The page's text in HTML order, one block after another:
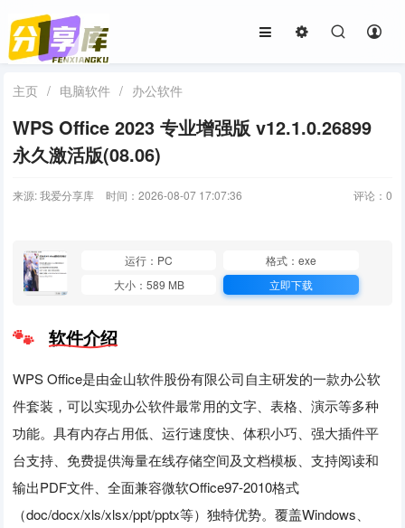
主页 / 电脑软件 / 办公软件
WPS Office 2023 专业增强版 v12.1.0.26899
永久激活版(08.06)
来源: 我爱分享库 时间：2026-08-07 17:07:36 评论： 0
运行：PC
格式：exe
大小：589 MB
立即下载
软件介绍
WPS Office是由金山软件股份有限公司自主研发的一款办公软
件套装，可以实现办公软件最常用的文字、表格、演示等多种
功能。具有内存占用低、运行速度快、体积小巧、强大插件平
台支持、免费提供海量在线存储空间及文档模板、支持阅读和
输出PDF文件、全面兼容微软Office97-2010格式
（doc/docx/xls/xlsx/ppt/pptx等）独特优势。覆盖Windows、